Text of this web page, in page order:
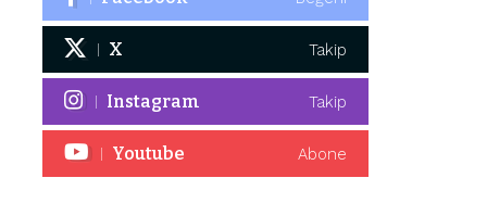
X Takip
Instagram Takip
Youtube Abone